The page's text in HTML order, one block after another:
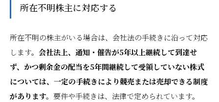
所在不明株主に対応する
所在不明の株主がいる場合は、会社法の手続きに沿って対応
します。 会社法上、通知・催告が5年以上継続して到達せ
ず、かつ剰余金の配当を5年間継続して受領していない株式
については、一定の手続きにより競売または売却できる制度
があります。 要件や手続きは、法律で定められています。